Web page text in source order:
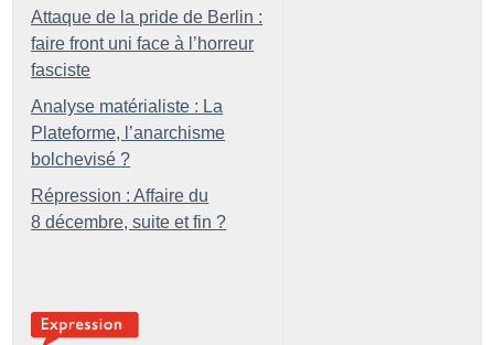
Attaque de la pride de Berlin :
faire front uni face à l’horreur
fasciste
Analyse matérialiste : La
Plateforme, l’anarchisme
bolchevisé ?
Répression : Affaire du
8 décembre, suite et fin ?